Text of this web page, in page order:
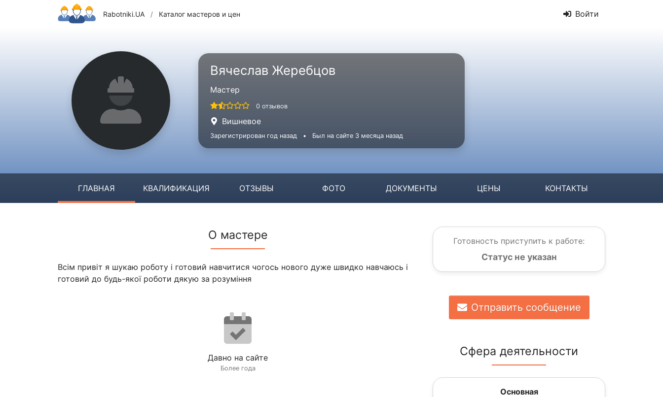
Rabotniki.UA / Каталог мастеров и цен Войти
Вячеслав Жеребцов
Мастер
0 отзывов
Вишневое
Зарегистрирован год назад • Был на сайте 3 месяца назад
ГЛАВНАЯ КВАЛИФИКАЦИЯ ОТЗЫВЫ ФОТО ДОКУМЕНТЫ ЦЕНЫ КОНТАКТЫ
О мастере
Всім привіт я шукаю роботу і готовий навчитися чогось нового дуже швидко навчаюсь і
готовий до будь-якої роботи дякую за розуміння
Давно на сайте
Более года
Готовность приступить к работе:
Статус не указан
Отправить сообщение
Сфера деятельности
Основная